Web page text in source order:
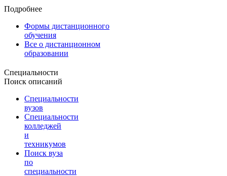
Подробнее
Формы дистанционного
обучения
Все о дистанционном
образовании
Специальности
Поиск описаний
Специальности
вузов
Специальности
колледжей
и
техникумов
Поиск вуза
по
специальности